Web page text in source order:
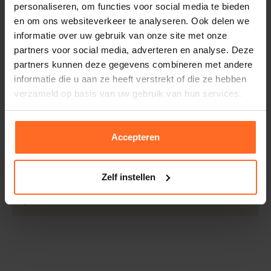
personaliseren, om functies voor social media te bieden
en om ons websiteverkeer te analyseren. Ook delen we
informatie over uw gebruik van onze site met onze
partners voor social media, adverteren en analyse. Deze
partners kunnen deze gegevens combineren met andere
informatie die u aan ze heeft verstrekt of die ze hebben
verzameld op basis van uw gebruik van hun services.
Accepteren
Zelf instellen
Kleur
Navy
Kwaliteit
53% Polyester / 38%
Polyamide / 9% Elastane
Retourneren
Binnen 30 dagen eenvoudig retourneren via DHL voor
slechts € 4,95 of op eigen kosten via PostNL. In de
Bomont winkels kunt u ook gratis retourneren.
Betalen
iDeal, Riverty (Afterpay), creditcard of Paypal, kies zelf
Besteed € 100,- binnen een half jaar en krijg € 5,- retour
bekijk evt. openstaande waardecheques en je